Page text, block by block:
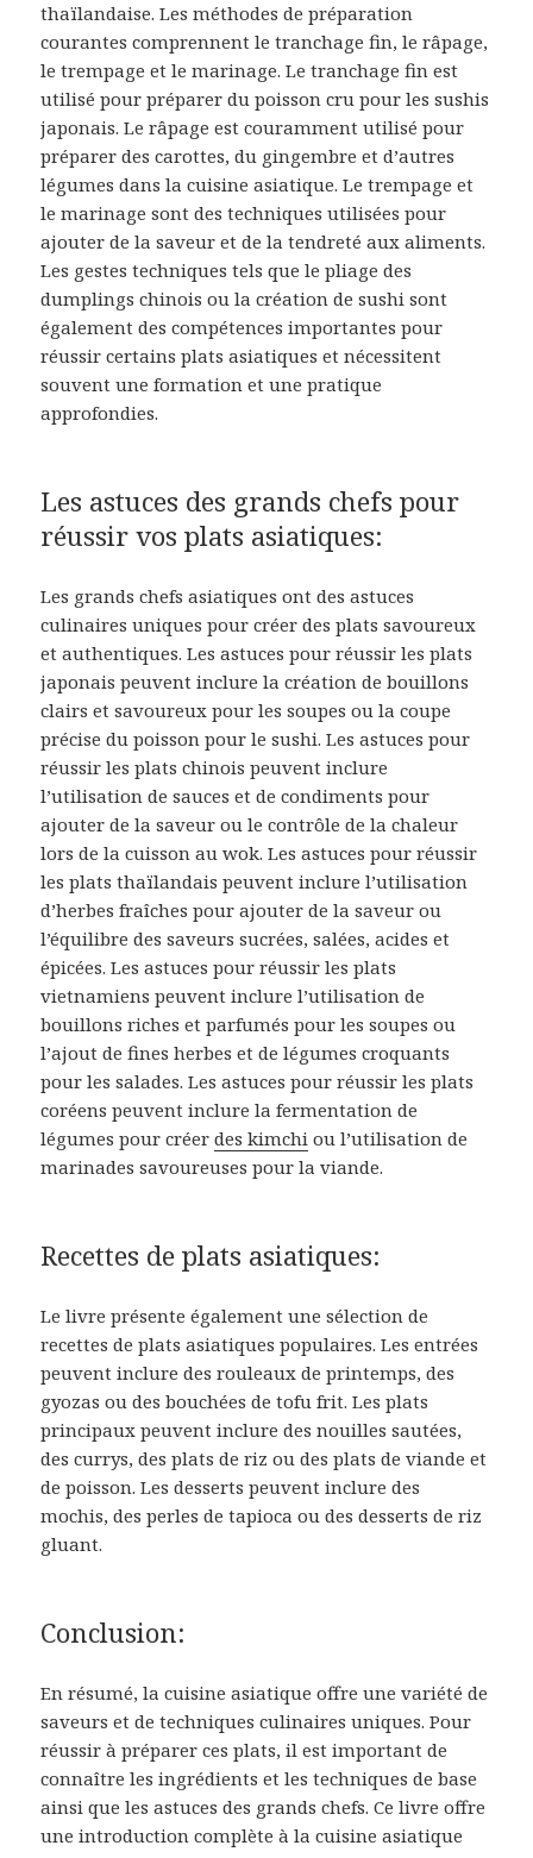
thaïlandaise. Les méthodes de préparation
courantes comprennent le tranchage fin, le râpage,
le trempage et le marinage. Le tranchage fin est
utilisé pour préparer du poisson cru pour les sushis
japonais. Le râpage est couramment utilisé pour
préparer des carottes, du gingembre et d’autres
légumes dans la cuisine asiatique. Le trempage et
le marinage sont des techniques utilisées pour
ajouter de la saveur et de la tendreté aux aliments.
Les gestes techniques tels que le pliage des
dumplings chinois ou la création de sushi sont
également des compétences importantes pour
réussir certains plats asiatiques et nécessitent
souvent une formation et une pratique
approfondies.
Les astuces des grands chefs pour
réussir vos plats asiatiques:
Les grands chefs asiatiques ont des astuces
culinaires uniques pour créer des plats savoureux
et authentiques. Les astuces pour réussir les plats
japonais peuvent inclure la création de bouillons
clairs et savoureux pour les soupes ou la coupe
précise du poisson pour le sushi. Les astuces pour
réussir les plats chinois peuvent inclure
l’utilisation de sauces et de condiments pour
ajouter de la saveur ou le contrôle de la chaleur
lors de la cuisson au wok. Les astuces pour réussir
les plats thaïlandais peuvent inclure l’utilisation
d’herbes fraîches pour ajouter de la saveur ou
l’équilibre des saveurs sucrées, salées, acides et
épicées. Les astuces pour réussir les plats
vietnamiens peuvent inclure l’utilisation de
bouillons riches et parfumés pour les soupes ou
l’ajout de fines herbes et de légumes croquants
pour les salades. Les astuces pour réussir les plats
coréens peuvent inclure la fermentation de
légumes pour créerdes kimchi ou l’utilisation de
marinades savoureuses pour la viande.
Recettes de plats asiatiques:
Le livre présente également une sélection de
recettes de plats asiatiques populaires. Les entrées
peuvent inclure des rouleaux de printemps, des
gyozas ou des bouchées de tofu frit. Les plats
principaux peuvent inclure des nouilles sautées,
des currys, des plats de riz ou des plats de viande et
de poisson. Les desserts peuvent inclure des
mochis, des perles de tapioca ou des desserts de riz
gluant.
Conclusion:
En résumé, la cuisine asiatique offre une variété de
saveurs et de techniques culinaires uniques. Pour
réussir à préparer ces plats, il est important de
connaître les ingrédients et les techniques de base
ainsi que les astuces des grands chefs. Ce livre offre
une introduction complète à la cuisine asiatique